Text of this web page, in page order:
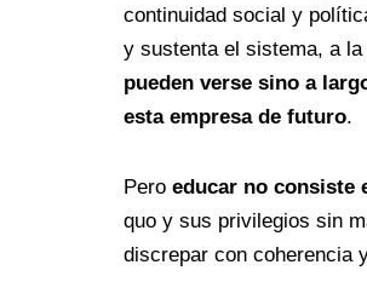
continuidad social y
y sustenta el sistema, a
pueden verse sino a
esta empresa de futuro.
Pero educar no consiste
quo y sus privilegios sin
discrepar con coherencia